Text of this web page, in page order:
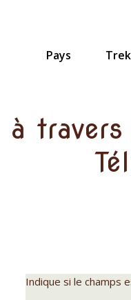
Pays
à
Indique si le champs